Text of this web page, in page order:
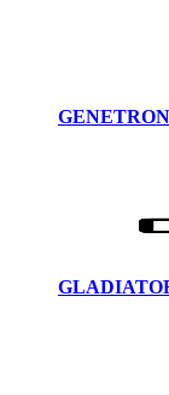
GENETRON